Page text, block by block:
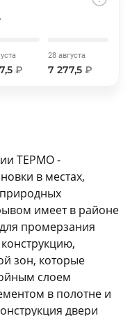
₽
28 августа
7 277,5 ₽
ТЕРМО -
в местах,
имеет в районе
промерзания
зон, которые
слоем
в полотне и
двери